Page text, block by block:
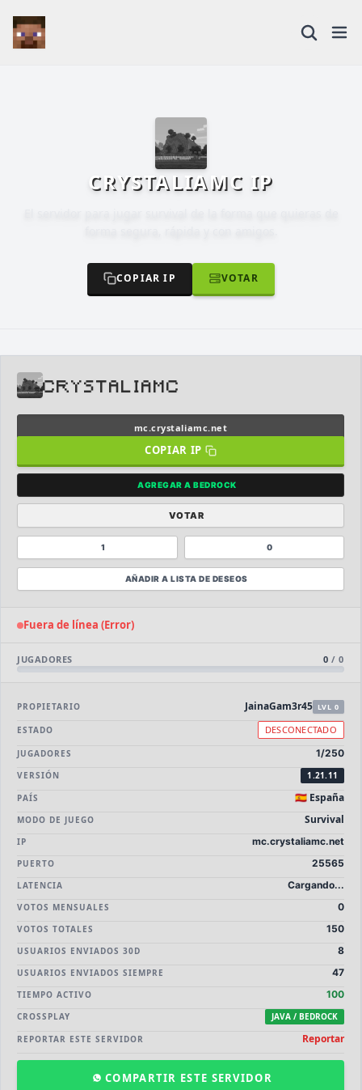
DeathZone Network DESTACADO
EnchantedCraft
NO PREMIUM
DESTACADO
69
🌿Survival
⚔️PvP
🎮Premium
CRYSTALIAMC IP
COPIAR IP VOTAR
CRYSTALIAMC
mc.crystaliamc.net
COPIAR IP
AGREGAR A BEDROCK
VOTAR
1 0
AÑADIR A LISTA DE DESEOS
Fuera de línea (Error)
JUGADORES 0 /0
PROPIETARIO JainaGam3r45 LVL 0
ESTADO DESCONECTADO
JUGADORES 1/250
VERSIÓN
1.21.11
PAÍS
🇪🇸 España
MODO DE JUEGO Survival
IP mc.crystaliamc.net
PUERTO 25565
LATENCIA Cargando...
VOTOS MENSUALES 0
VOTOS TOTALES 150
USUARIOS ENVIADOS 30D 8
USUARIOS ENVIADOS SIEMPRE 47
TIEMPO ACTIVO 100
CROSSPLAY
JAVA / BEDROCK
REPORTAR ESTE SERVIDOR
Reportar
COMPARTIR ESTE SERVIDOR